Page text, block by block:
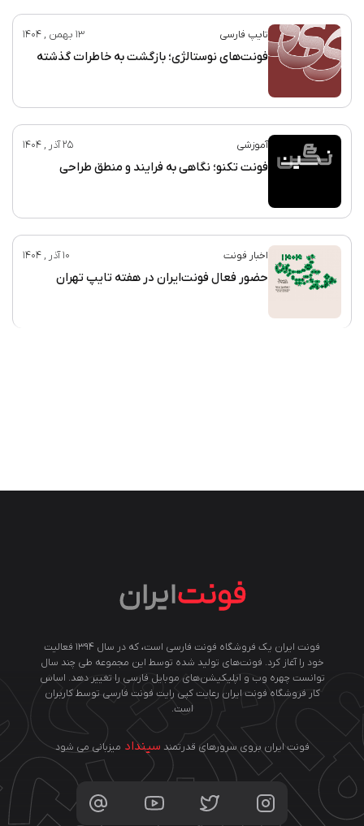
تایپ فارسی 13 بهمن , 1404
فونت‌های نوستالژی؛ بازگشت به خاطرات گذشته
آموزشی 25 آذر , 1404
فونت تکنو؛ نگاهی به فرایند و منطق طراحی
اخبار فونت 10 آذر , 1404
حضور فعال فونت‌ایران در هفته تایپ تهران
فونت ایران یک فروشگاه فونت فارسی است، که در سال ۱۳۹۴ فعالیت
خود را آغاز کرد. فونت‌های تولید شده توسط این مجموعه طی چند سال
توانست چهره وب و اپلیکیشن‌های موبایل فارسی را تغییر دهد. اساس
کار فروشگاه فونت ایران رعایت کپی رایت فونت فارسی توسط کاربران
است.
فونت ایران بروی سرورهای قدرتمند سینداد میزبانی می شود